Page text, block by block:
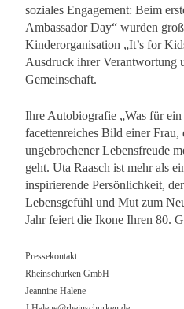
soziales Engagement: Beim
Ambassador Day“ wurden
Kinderorganisation „It’s for
Ausdruck ihrer Verantwortung
Gemeinschaft.
Ihre Autobiografie „Was für
facettenreiches Bild einer
ungebrochener Lebensfreude
geht. Uta Raasch ist mehr als
inspirierende Persönlichkeit,
Lebensgefühl und Mut zum
Jahr feiert die Ikone Ihren 80.
Pressekontakt:
Rheinschurken GmbH
Jeannine Halene